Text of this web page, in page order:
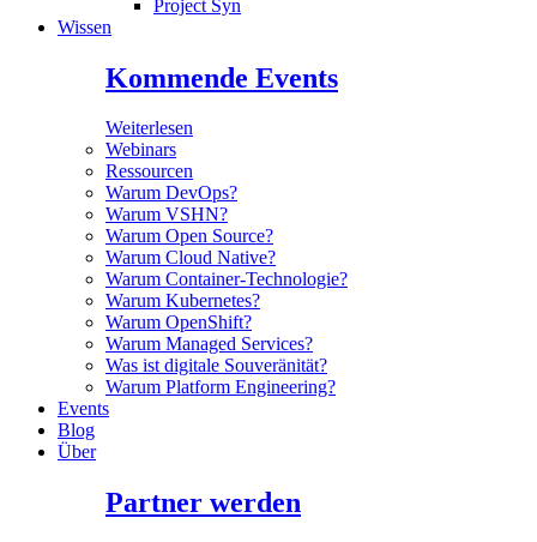
Project Syn
Wissen
Kommende Events
Weiterlesen
Webinars
Ressourcen
Warum DevOps?
Warum VSHN?
Warum Open Source?
Warum Cloud Native?
Warum Container-Technologie?
Warum Kubernetes?
Warum OpenShift?
Warum Managed Services?
Was ist digitale Souveränität?
Warum Platform Engineering?
Events
Blog
Über
Partner werden